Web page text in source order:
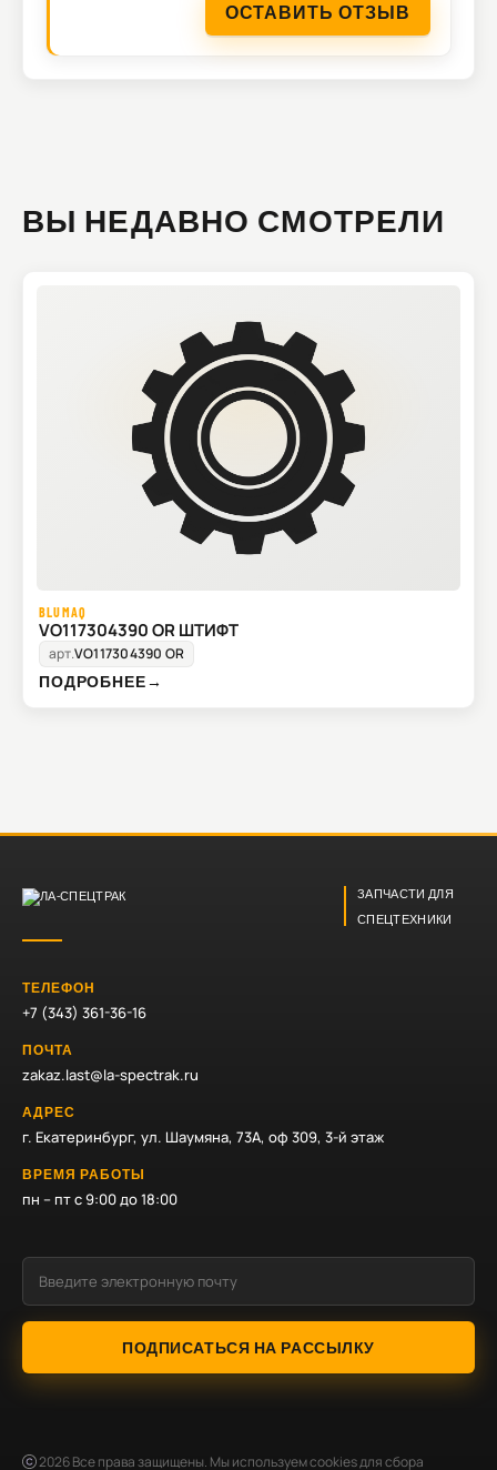
ОСТАВИТЬ ОТЗЫВ
ВЫ НЕДАВНО СМОТРЕЛИ
BLUMAQ
VO117304390 OR ШТИФТ
арт.VO117304390 OR
ПОДРОБНЕЕ→
ЗАПЧАСТИ ДЛЯ
СПЕЦТЕХНИКИ
ТЕЛЕФОН
+7 (343) 361-36-16
ПОЧТА
zakaz.last@la-spectrak.ru
АДРЕС
г. Екатеринбург, ул. Шаумяна, 73А, оф 309, 3-й этаж
ВРЕМЯ РАБОТЫ
пн – пт с 9:00 до 18:00
ПОДПИСАТЬСЯ НА РАССЫЛКУ
2026Все права защищены. Мы используем cookies для сбора